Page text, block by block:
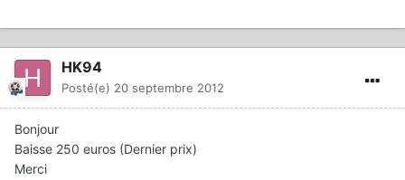
HK94
Posté(e) 20 septembre 2012
Bonjour
Baisse 250 euros (Dernier prix)
Merci